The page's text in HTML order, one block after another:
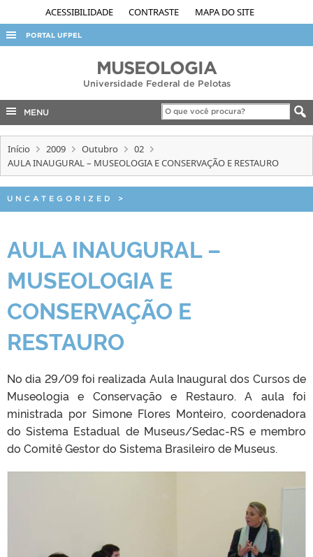
ACESSIBILIDADE CONTRASTE MAPA DO SITE
PORTAL UFPEL
EDITAIS
INTERNACIONAL
OUVIDORIA
TELEFONES
MUSEOLOGIA
Universidade Federal de Pelotas
MENU
Início 2009 Outubro
02
AULA INAUGURAL – MUSEOLOGIA E CONSERVAÇÃO E RESTAURO
UNCATEGORIZED >
AULA INAUGURAL –
MUSEOLOGIA E
CONSERVAÇÃO E
RESTAURO
No dia 29/09 foi realizada Aula Inaugural dos Cursos de
Museologia e Conservação e Restauro. A aula foi
ministrada por Simone Flores Monteiro, coordenadora
do Sistema Estadual de Museus/Sedac-RS e membro
do Comitê Gestor do Sistema Brasileiro de Museus.